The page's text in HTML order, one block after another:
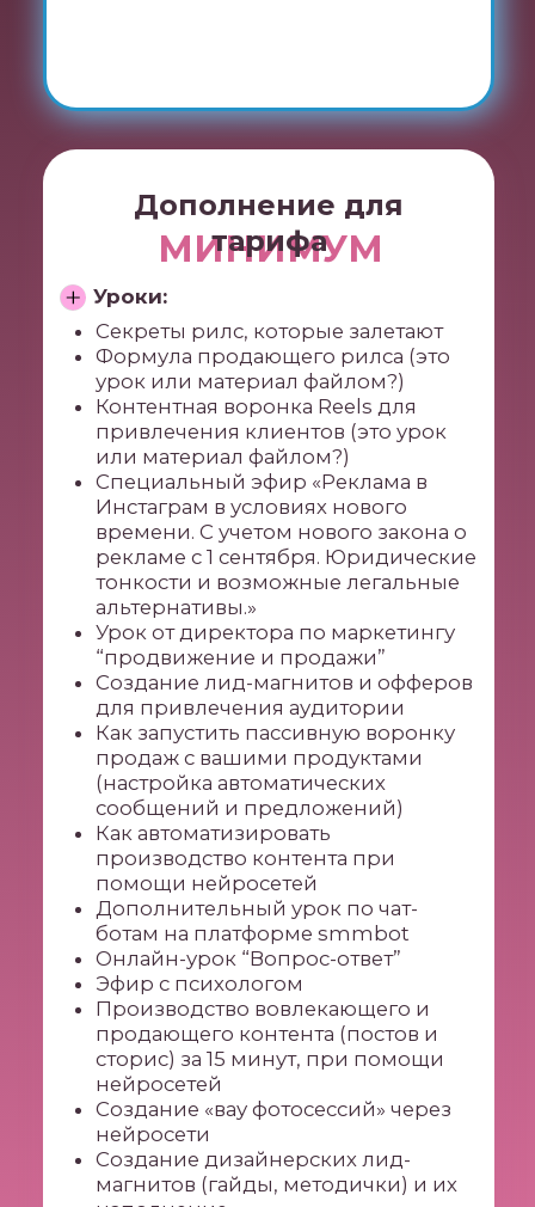
40 000 ₽
Доступ бессрочный
Проверка домашних заданий и
обратная связь от кураторов
магнитов (гайды, методички) и их
наполнение
генерируют 1000 идей для
контента, привлечения
подписчиков и продвижения
Генерация идей для залетающих
Анализ конкурентов, нахождение
их сильных/слабых сторон,
генерация идей для продвижения
вашего астро-бизнеса
Урок по техническим настройкам и
оплаты нейросетей
➕ Урок от фотографа «Сам себе
фотограф - мобильная съемка для
успешного блога»
НАБОР ЗАКРЫТ
ВСЕ ИНСТРУМЕНТЫ
НА КУРСЕ РЕАЛЬНО
РАБОЧИЕ
ПРОВЕРЕНЫ ЛИЧНЫМ ОПЫТОМ
ЕКАТЕРИНЫ КРУЧИНКИНОЙ
И ПРИНЕСЛИ ТАКОЙ РЕЗУЛЬТАТ